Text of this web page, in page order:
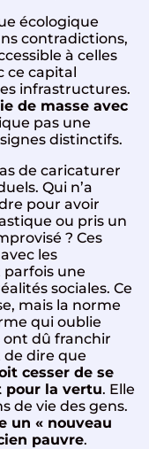
écologique
contradictions,
à celles
ce capital
infrastructures.
de masse avec
pas une
distinctifs.
de caricaturer
Qui n’a
pour avoir
ou pris un
? Ces
les
une
sociales. Ce
mais la norme
qui oublie
ont dû franchir
de dire que
cesser de se
pour la vertu. Elle
de vie des gens.
un « nouveau
pauvre.